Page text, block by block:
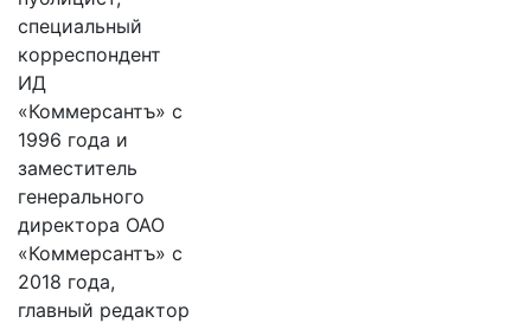
специальный
корреспондент
ИД
«Коммерсантъ» с
1996 года и
заместитель
генерального
директора ОАО
«Коммерсантъ» с
2018 года,
главный редактор